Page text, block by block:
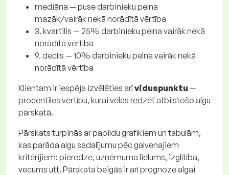
mediāna — puse darbinieku pelna
mazāk/vairāk nekā norādītā vērtība
3. kvartilis — 25% darbinieku pelna vairāk nekā
norādītā vērtība
9. decīls — 10% darbinieku pelna vairāk nekā
norādītā vērtība
Klientam ir iespēja izvēlēties arīviduspunktu —
procentiles vērtību, kurai vēlas redzēt atbilstošo algu
pārskatā.
Pārskats turpinās ar papildu grafikiem un tabulām,
kas parāda algu sadalījumu pēc galvenajiem
kritērijiem: pieredze, uzņēmuma lielums, izglītība,
vecums utt. Pārskata beigās ir arī prognoze algai